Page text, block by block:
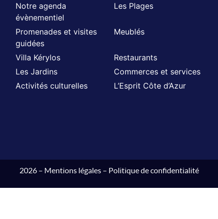
Notre agenda
évènementiel
Les Plages
Promenades et visites
guidées
Meublés
Villa Kérylos
Restaurants
Les Jardins
Commerces et services
Activités culturelles
L’Esprit Côte d’Azur
2026 – Mentions légales– Politique de confidentialité